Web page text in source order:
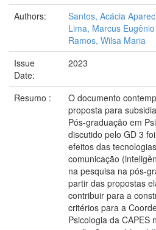
Authors:
Santos, Acácia
Lima, Marcus
Ramos, Wilsa Maria
Issue
Date:
2023
Resumo :
O documento
proposta para
Pós-graduação em
discutido pelo GD 3
efeitos das
comunicação
na pesquisa na pós-
partir das propostas
contribuir para a
critérios para a
Psicologia da CAPES